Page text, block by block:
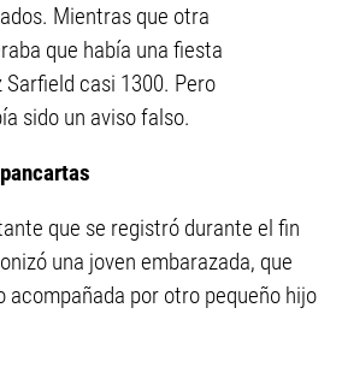
Mientras que otra
que había una fiesta
casi 1300. Pero
sido un aviso falso.
que se registró durante el fin
una joven embarazada, que
acompañada por otro pequeño hijo